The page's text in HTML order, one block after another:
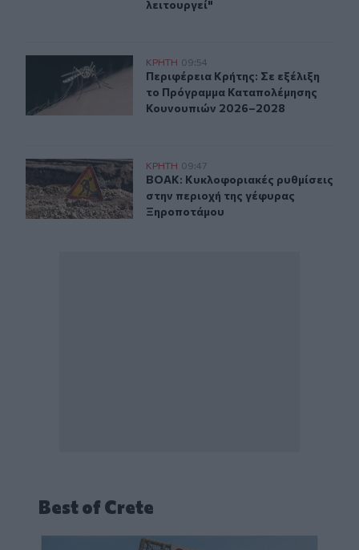
λειτουργεί"
Περιφέρεια Κρήτης: Σε εξέλιξη το Πρόγραμμα
ΚΡΗΤΗ 09:54
Περιφέρεια Κρήτης: Σε εξέλιξη
Περιφέρεια Κρήτης: Σε εξέλιξη
το Πρόγραμμα Καταπολέμησης
Κουνουπιών 2026–2028
ΒΟΑΚ: Κυκλοφοριακές ρυθμίσεις στην περιοχή της
ΚΡΗΤΗ 09:47
ΒΟΑΚ: Κυκλοφοριακές ρυθμίσεις
ΒΟΑΚ: Κυκλοφοριακές ρυθμίσεις
στην περιοχή της γέφυρας
Ξηροποτάμου
Best of Crete